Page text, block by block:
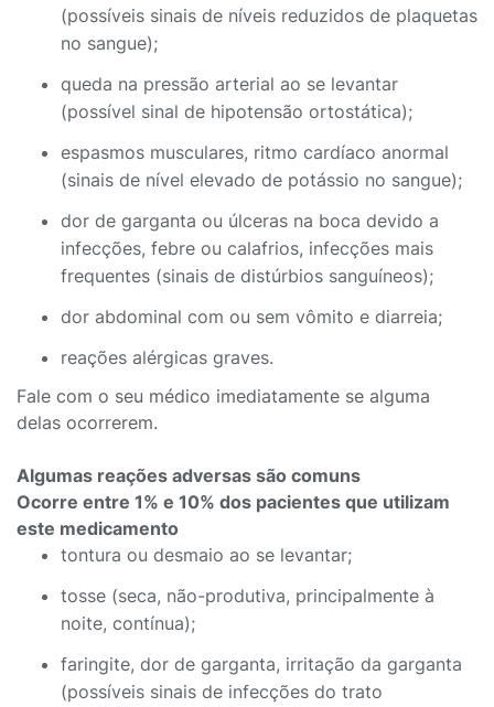
(possíveis sinais de níveis reduzidos de plaquetas
no sangue);
queda na pressão arterial ao se levantar
(possível sinal de hipotensão ortostática);
espasmos musculares, ritmo cardíaco anormal
(sinais de nível elevado de potássio no sangue);
dor de garganta ou úlceras na boca devido a
infecções, febre ou calafrios, infecções mais
frequentes (sinais de distúrbios sanguíneos);
dor abdominal com ou sem vômito e diarreia;
reações alérgicas graves.
Fale com o seu médico imediatamente se alguma
delas ocorrerem.
Algumas reações adversas são comuns
Ocorre entre 1% e 10% dos pacientes que utilizam
este medicamento
tontura ou desmaio ao se levantar;
tosse (seca, não-produtiva, principalmente à
noite, contínua);
faringite, dor de garganta, irritação da garganta
(possíveis sinais de infecções do trato